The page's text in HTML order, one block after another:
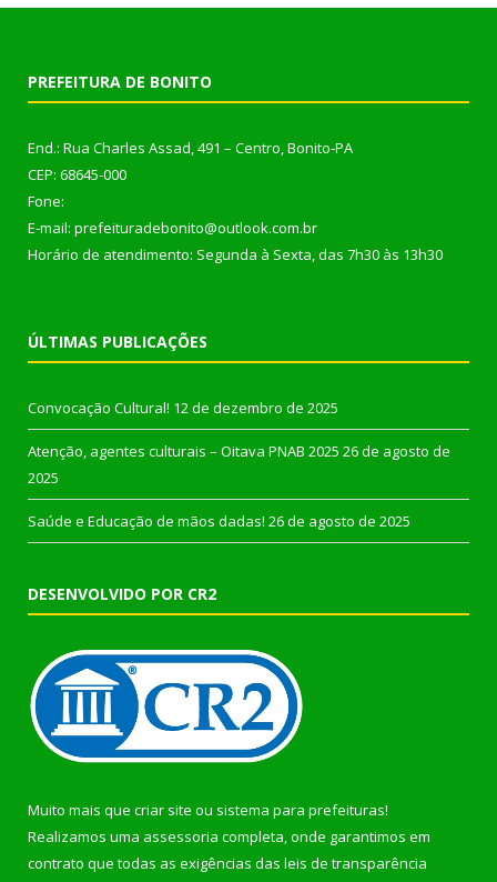
PREFEITURA DE BONITO
End.: Rua Charles Assad, 491 – Centro, Bonito-PA
CEP: 68645-000
Fone:
E-mail: prefeituradebonito@outlook.com.br
Horário de atendimento: Segunda à Sexta, das 7h30 às 13h30
ÚLTIMAS PUBLICAÇÕES
Convocação Cultural! 12 de dezembro de 2025
Atenção, agentes culturais – Oitava PNAB 2025 26 de agosto de
2025
Saúde e Educação de mãos dadas! 26 de agosto de 2025
DESENVOLVIDO POR CR2
Muito mais que criar site ou sistema para prefeituras!
Realizamos uma assessoria completa, onde garantimos em
contrato que todas as exigências das leis de transparência